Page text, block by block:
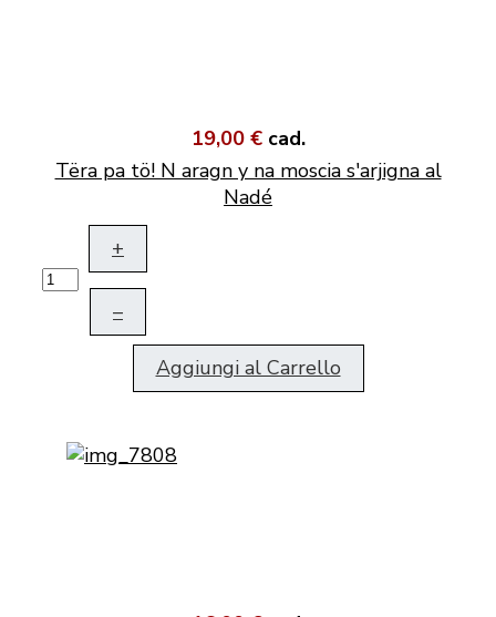
19,00 € cad.
Tëra pa tö! N aragn y na moscia s'arjigna al
Nadé
+
–
Aggiungi al Carrello